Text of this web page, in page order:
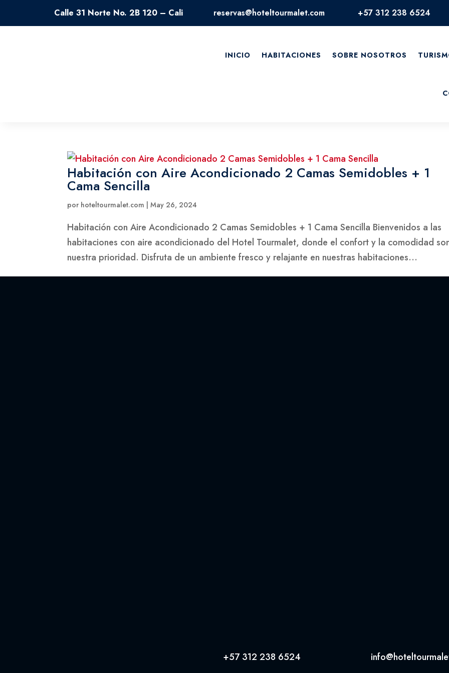
Calle 31 Norte No. 2B 120 – Cali reservas@hoteltourmalet.com +57 312 238 6524
INICIO HABITACIONES SOBRE NOSOTROS
Habitación con Aire Acondicionado 2 Camas Semidobles + 1
Cama Sencilla
por hoteltourmalet.com |May 26, 2024
Habitación con Aire Acondicionado 2 Camas Semidobles + 1 Cama Sencilla Bienvenidos a las
habitaciones con aire acondicionado del Hotel Tourmalet, donde el confort y la comodidad
nuestra prioridad. Disfruta de un ambiente fresco y relajante en nuestras habitaciones...
+57 312 238 6524